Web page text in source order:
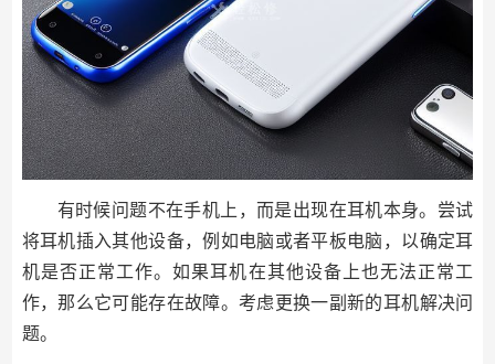
有时候问题不在手机上，而是出现在耳机本身。尝试
将耳机插入其他设备，例如电脑或者平板电脑，以确定耳
机是否正常工作。如果耳机在其他设备上也无法正常工
作，那么它可能存在故障。考虑更换一副新的耳机解决问
题。